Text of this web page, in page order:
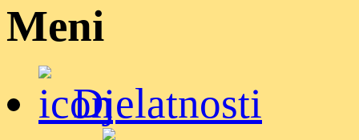
Meni
Djelatnosti